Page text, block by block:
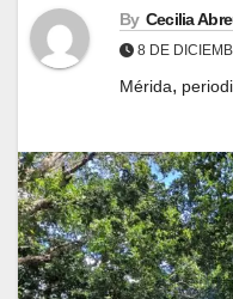
By Cecilia
8 DE
Mérida,